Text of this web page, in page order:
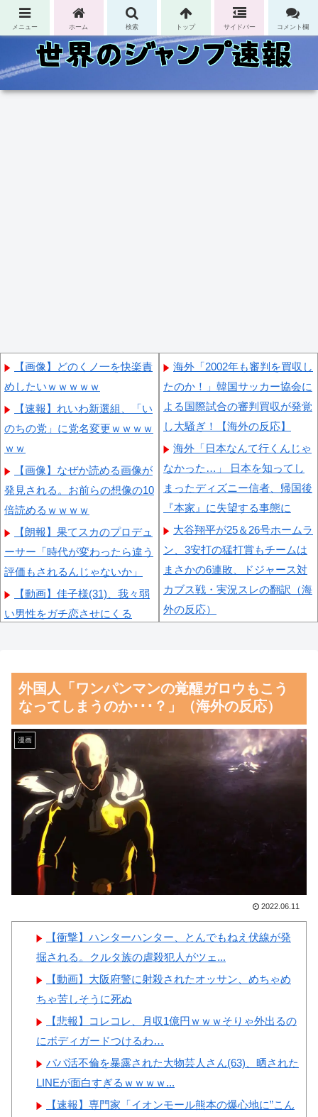
コンテンツへスキップ
【画像】どのくノ一を快楽責
めしたいｗｗｗｗｗ
【速報】れいわ新選組、「い
のちの党」に党名変更ｗｗｗｗ
ｗｗ
【画像】なぜか読める画像が
発見される。お前らの想像の10
倍読めるｗｗｗｗ
【朗報】果てスカのプロデュ
ーサー「時代が変わったら違う
評価もされるんじゃないか」
【動画】佳子様(31)、我々弱
い男性をガチ恋させにくる
【朗報】齋藤飛鳥、前屈みで
完全に見えてる動画が拡散され
てしまう…
磁気嵐、地球由来のイオンが
主導…JAXAの衛星「あらせ」
が観測！
舌を絡ませて、唾液交換して
── ちゅっちゅしながらの濃厚
エッ画像♪
海外「日本よ、お前がナンバ
ーワンだ」 熊本地震直後の日
撃
【画像】顔100点、体30点の
女ｗｗｗ
Powered by livedoor 相互RSS
海外「2002年も審判を買収し
たのか！」韓国サッカー協会に
よる国際試合の審判買収が発覚
し大騒ぎ！【海外の反応】
海外「日本なんて行くんじゃ
なかった…」 日本を知ってし
まったディズニー信者、帰国後
『本家』に失望する事態に
大谷翔平が25＆26号ホームラ
ン、3安打の猛打賞もチームは
まさかの6連敗、ドジャース対
カブス戦・実況スレの翻訳（海
外の反応）
べた変わった食べ物に対する海
外の反応
海外「お前らの国に他愛のな
い対立ってある？」日本「エス
カレーターの立つ位置」
韓国人「韓国サッカー協会が
行った国際試合の性的接待の全
してる…（ﾌﾞﾙﾌﾞﾙ」＝韓国の
【激震】韓国人「韓国サッカ
ー協会、W杯・五輪で複数回の
たことが発覚…（ﾌﾞﾙﾌﾞﾙ」＝
韓国の反応
韓国人「日本ではテーブルに
食事マナーが想像以上に厳格す
が日本の食事マナーか？‥」
杯予選で外国人審判に性接待し
外国人「ワンパンマンの覚醒ガロウもこう
なってしまうのか･･･？」（海外の反応）
漫画
2022.06.11
【衝撃】ハンターハンター、とんでもねえ伏線が発
掘される。クルタ族の虐殺犯人がツェ...
【動画】大阪府警に射殺されたオッサン、めちゃめ
ちゃ苦しそうに死ぬ
【悲報】コレコレ、月収1億円ｗｗｗそりゃ外出るの
にボディガードつけるわ…
パパ活不倫を暴露された大物芸人さん(63)、晒された
LINEが面白すぎるｗｗｗｗ...
【速報】専門家「イオンモール熊本の爆心地に”こん
メニュー ホーム 検索 トップ サイドバー コメント欄